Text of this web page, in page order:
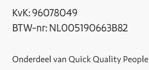
KvK: 96078049
BTW-nr: NL005190663B82
Onderdeel van Quick Quality People